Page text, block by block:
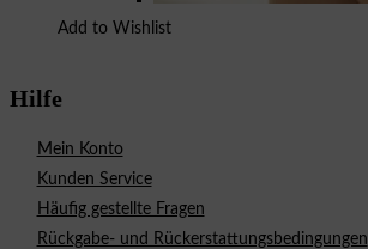
Add to Wishlist
Hilfe
Mein Konto
Kunden Service
Häufig gestellte Fragen
Rückgabe- und Rückerstattungsbedingungen